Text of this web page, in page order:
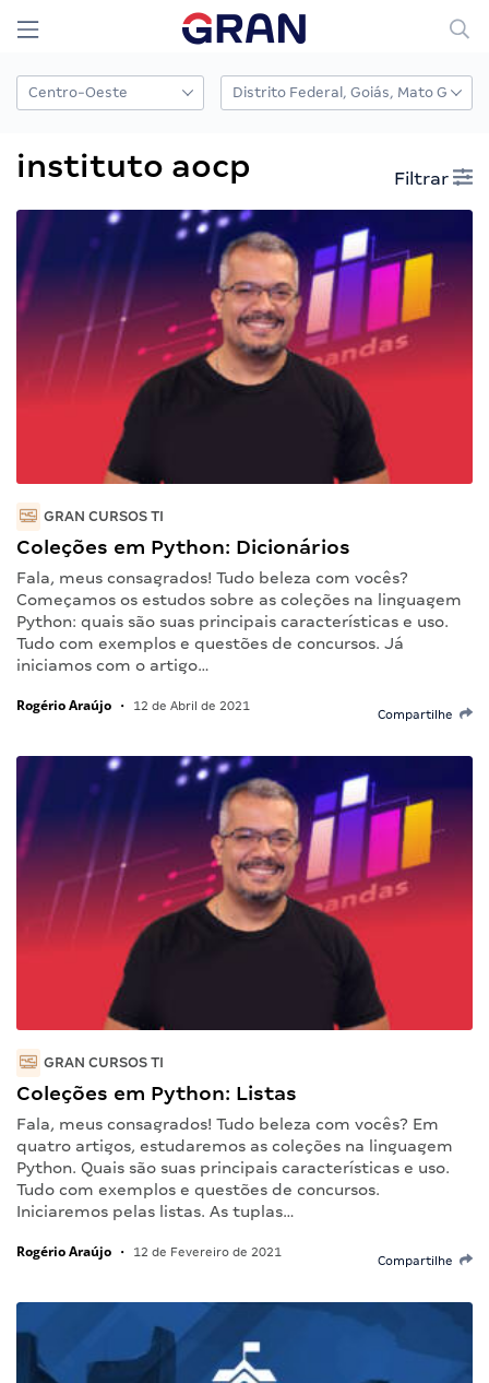
instituto aocp Filtrar
GRAN CURSOS TI
Coleções em Python: Dicionários
Fala, meus consagrados! Tudo beleza com vocês?
Começamos os estudos sobre as coleções na linguagem
Python: quais são suas principais características e uso.
Tudo com exemplos e questões de concursos. Já
iniciamos com o artigo…
Rogério Araújo • 12 de Abril de 2021
Compartilhe
GRAN CURSOS TI
Coleções em Python: Listas
Fala, meus consagrados! Tudo beleza com vocês? Em
quatro artigos, estudaremos as coleções na linguagem
Python. Quais são suas principais características e uso.
Tudo com exemplos e questões de concursos.
Iniciaremos pelas listas. As tuplas…
Rogério Araújo • 12 de Fevereiro de 2021
Compartilhe